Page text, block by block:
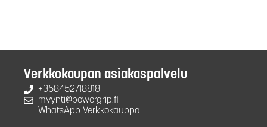
Verkkokaupan asiakaspalvelu
+358452718818
myynti@powergrip.fi
WhatsApp Verkkokauppa